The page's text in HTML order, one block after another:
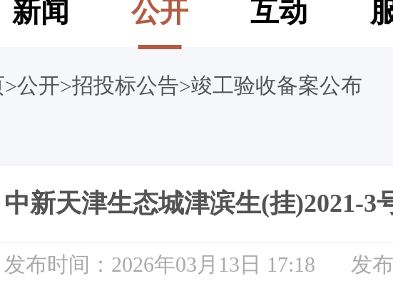
新闻 公开 互动
>公开>招投标公告>竣工验收备案公布
中新天津生态城津滨生(挂)2021-3
发布时间：2026年03月13日 17:18 发